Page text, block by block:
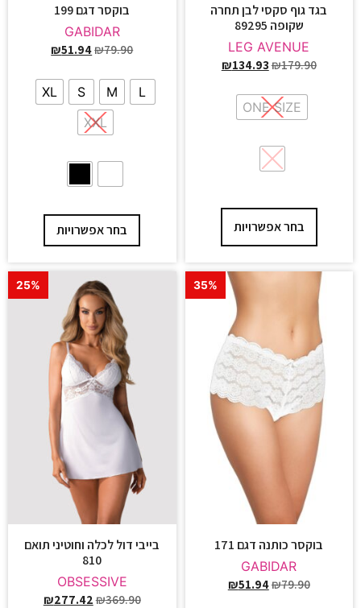
בגד גוף סקסי לבן תחרה
שקופה 89295
LEG AVENUE
₪179.90
₪134.93
ONE SIZE
בחר אפשרויות
בוקסר דגם 199
GABIDAR
₪79.90
₪51.94
L
M
S
XL
XXL
בחר אפשרויות
35%
בוקסר כותנה דגם 171
GABIDAR
₪79.90
₪51.94
25%
בייבי דול לכלה וחוטיני תואם
810
OBSESSIVE
₪369.90
₪277.42